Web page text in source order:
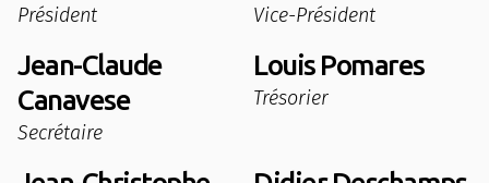
Président Vice-Président
Jean-Claude
Canavese
Secrétaire
Louis Pomares
Trésorier